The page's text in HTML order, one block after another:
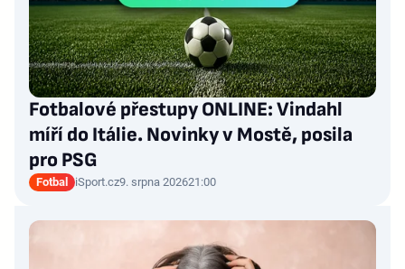
Fotbalové přestupy ONLINE: Vindahl
míří do Itálie. Novinky v Mostě, posila
pro PSG
Fotbal iSport.cz9. srpna 202621:00